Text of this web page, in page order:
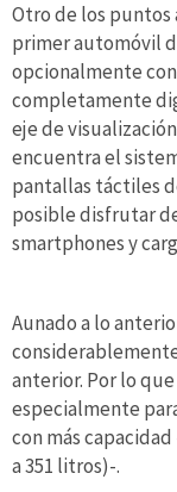
Otro de los puntos
primer automóvil
opcionalmente
completamente
eje de
encuentra el
pantallas táctiles
posible disfrutar
smartphones y
Aunado a lo
anterior. Por lo
especialmente
con más capacidad
a 351 litros)-.